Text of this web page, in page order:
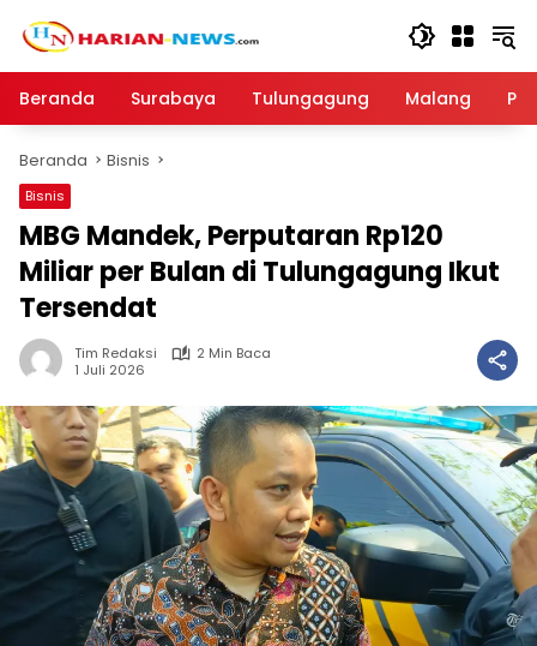
Beranda
Surabaya Tulungagung Malang
Beranda Bisnis
Bisnis
MBG Mandek, Perputaran Rp120
Miliar per Bulan di Tulungagung Ikut
Tersendat
Tim Redaksi
2 Min Baca
1 Juli 2026